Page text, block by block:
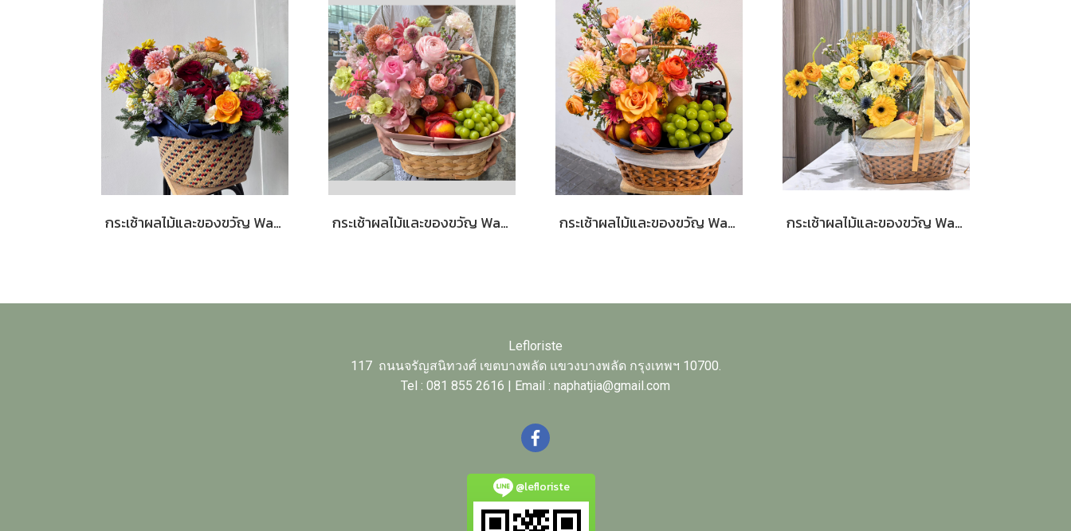
กระเช้าผลไม้และของขวัญ Warm Hug Basket 40 | Le Floriste กระเช้าผลไม้และของขวัญ Warm Hug Basket 37 | Le Floriste กระเช้าผลไม้และของขวัญ Warm Hug Basket 39 | Le Floriste กระเช้าผลไม้และของขวัญ Warm Hug Basket 38 | Le Floriste
Lefloriste
117 ถนนจรัญสนิทวงศ์ เขตบางพลัด แขวงบางพลัด กรุงเทพฯ 10700.
Tel : 081 855 2616 | Email : naphatjia@gmail.com
@lefloriste